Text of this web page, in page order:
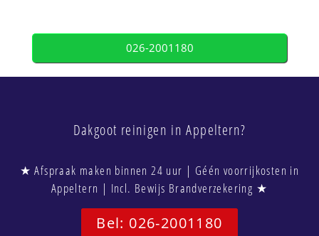
026-2001180
Dakgoot reinigen in Appeltern?
★ Afspraak maken binnen 24 uur | Géén voorrijkosten in
Appeltern | Incl. Bewijs Brandverzekering ★
Bel: 026-2001180